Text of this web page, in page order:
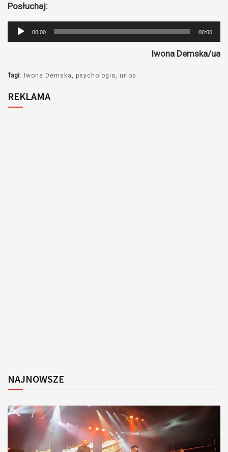
Posłuchaj:
Odtwarzacz
plików
00:00 00:00
Iwona Demska/ua
Tagi: Iwona Demska psychologia urlop
REKLAMA
NAJNOWSZE